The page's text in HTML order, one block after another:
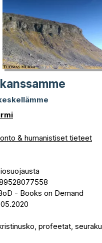
& humanistiset tieteet
- Books on Demand
profeetat,